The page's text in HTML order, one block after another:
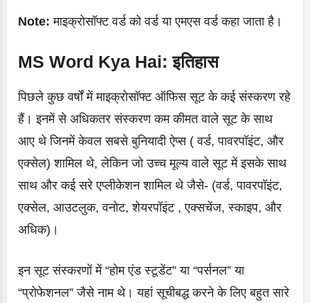
Note: माइक्रोसॉफ्ट वर्ड को वर्ड या एमएस वर्ड कहा जाता है।
MS Word Kya Hai: इतिहास
पिछले कुछ वर्षों में माइक्रोसॉफ्ट ऑफिस सूट के कई संस्करण रहे
हैं। इनमें से अधिकतर संस्करण कम कीमत वाले सूट के साथ
आए थे जिनमें केवल सबसे बुनियादी ऐप्स ( वर्ड, पावरपॉइंट, और
एक्सेल) शामिल थे, लेकिन जो उच्च मूल्य वाले सूट में इसके साथ
साथ और कई सरे एप्लीकेशन शामिल थे जैसे- (वर्ड, पावरपॉइंट,
एक्सेल, आउटलुक, वनोट, शेयरपॉइंट , एक्सचेंज, स्काइप, और
अधिक)।
इन सूट संस्करणों में “होम एंड स्टूडेंट” या “पर्सनल” या
“प्रोफेशनल” जैसे नाम थे। यहां सूचीबद्ध करने के लिए बहुत सारे